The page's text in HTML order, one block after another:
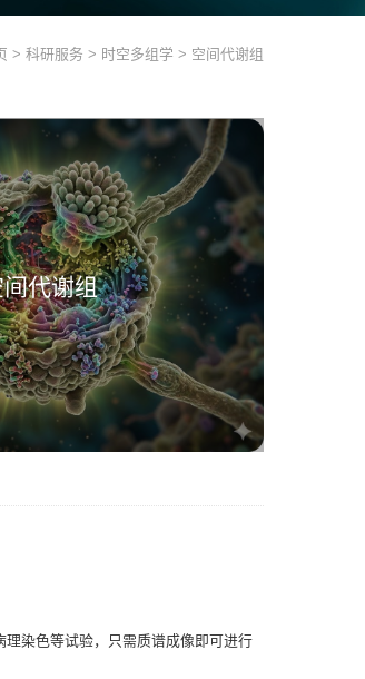
> 科研服务 > 时空多组学 > 空间代谢组
间代谢组
染色等试验，只需质谱成像即可进行